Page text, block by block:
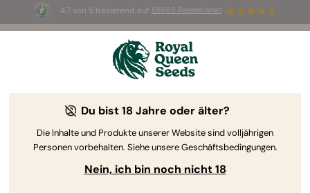
4.7 von 5 basierend auf 58653 Rezensionen
☀️ Sommer-Sale: Bis zu 50 % Rabatt
auf ausgewählte Produkte! ⏤
The RQS Blog
Du bist 18 Jahre oder älter?
Die Inhalte und Produkte unserer Website sind volljährigen
Personen vorbehalten. Siehe unsere Geschäftsbedingungen.
Nein, ich bin noch nicht 18